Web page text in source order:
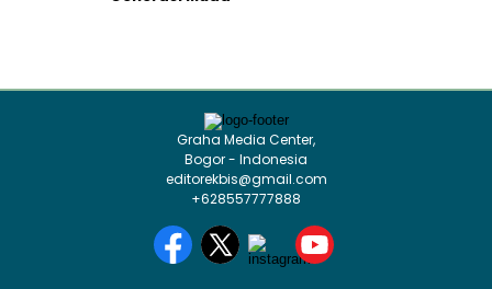
Graha Media Center,
Bogor - Indonesia
editorekbis@gmail.com
+628557777888